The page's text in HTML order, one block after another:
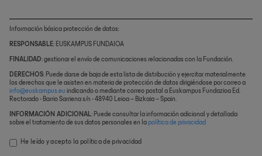
Información básica protección de datos:
RESPONSABLE: EUSKAMPUS FUNDAIOA
FINALIDAD: gestionar el envío de comunicaciones relacionadas con la Fundación.
DERECHOS: Puede darse de baja de esta lista de distribución y ejercitar materialmente
los derechos que le asisten en materia de protección de datos dirigiéndose por correo a
info@euskampus.eu indicando o mediante correo postal a Euskampus Fundazioa Ed.
Rectorado - Barrio Sarriena s/n - 48940 Leioa – Bizkaia – Spain.
INFORMACIÓN ADICIONAL: Puede consultar la información adicional y detallada
sobre el tratamiento de sus datos personales en la política de privacidad
He leído y acepto la política de privacidad